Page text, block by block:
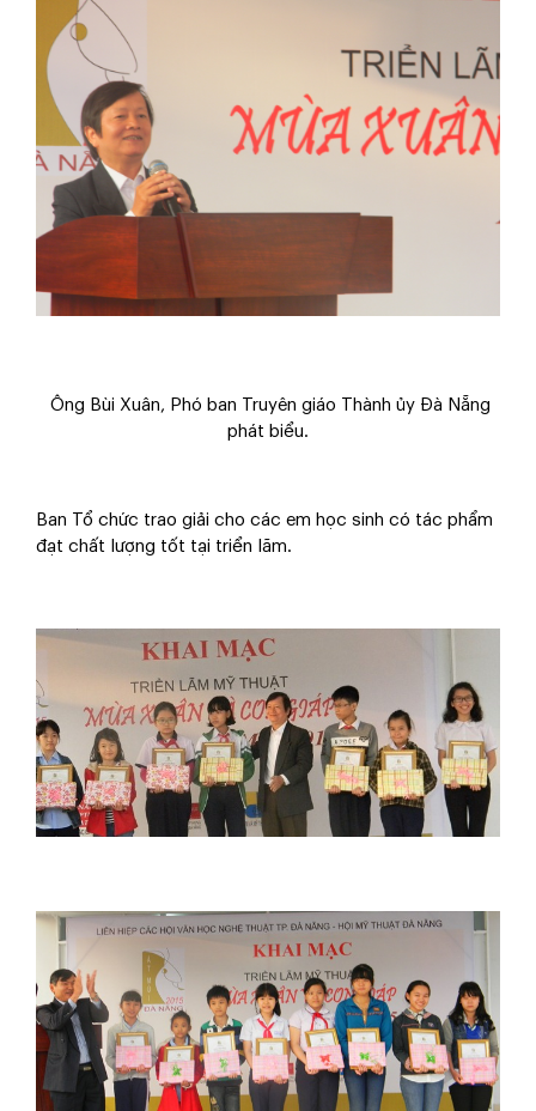
Ông Bùi Xuân, Phó ban Truyên giáo Thành ủy Đà Nẵng
phát biểu.
Ban Tổ chức trao giải cho các em học sinh có tác phẩm
đạt chất lượng tốt tại triển lãm.